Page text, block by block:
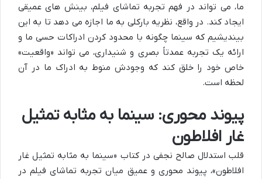
ما، می تواند در فهم تجربه تماشای فیلم، بینش های عمیقی
ایجاد کند. در واقع، نظریه بارکلی به ما اجازه می دهد تا به این
بیندیشیم که سینما چگونه با محدود کردن ادراکات حسی ما و
ارائه یک تجربه عمدتاً بصری و شنیداری، می تواند «واقعیت»
خاص خود را خلق کند که وجودش منوط به ادراک ما در آن
لحظه است.
پیوند محوری: سینما به مثابه تمثیل
غار افلاطون
قلب استدلال صالح نجفی در کتاب «سینما به مثابه تمثیل غار
افلاطون»، پیوند محوری و عمیق میان تجربه تماشای فیلم در